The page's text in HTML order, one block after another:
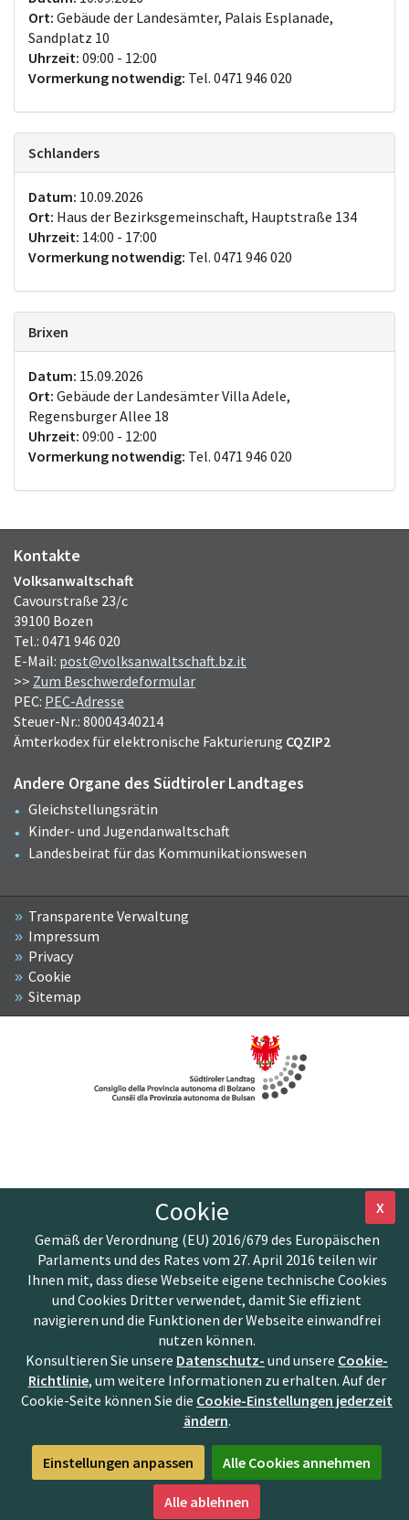
Ort: Gebäude der Landesämter, Palais Esplanade,
Sandplatz 10
Uhrzeit: 09:00 - 12:00
Vormerkung notwendig: Tel. 0471 946 020
Schlanders
Datum: 10.09.2026
Ort: Haus der Bezirksgemeinschaft, Hauptstraße 134
Uhrzeit: 14:00 - 17:00
Vormerkung notwendig: Tel. 0471 946 020
Brixen
Datum: 15.09.2026
Ort: Gebäude der Landesämter Villa Adele,
Regensburger Allee 18
Uhrzeit: 09:00 - 12:00
Vormerkung notwendig: Tel. 0471 946 020
Kontakte
Volksanwaltschaft
Cavourstraße 23/c
39100 Bozen
Tel.: 0471 946 020
E-Mail: post@volksanwaltschaft.bz.it
>> Zum Beschwerdeformular
PEC: PEC-Adresse
Steuer-Nr.: 80004340214
Ämterkodex für elektronische Fakturierung CQZIP2
Andere Organe des Südtiroler Landtages
Gleichstellungsrätin
Kinder- und Jugendanwaltschaft
Landesbeirat für das Kommunikationswesen
Transparente Verwaltung
Impressum
Privacy
Cookie
Sitemap
X
Cookie
Gemäß der Verordnung (EU) 2016/679 des Europäischen
Parlaments und des Rates vom 27. April 2016 teilen wir
Ihnen mit, dass diese Webseite eigene technische Cookies
und Cookies Dritter verwendet, damit Sie effizient
navigieren und die Funktionen der Webseite einwandfrei
nutzen können.
Konsultieren Sie unsere Datenschutz- und unsere Cookie-
Richtlinie, um weitere Informationen zu erhalten. Auf der
Cookie-Seite können Sie die Cookie-Einstellungen jederzeit
ändern.
Einstellungen anpassen Alle Cookies annehmen
Alle ablehnen